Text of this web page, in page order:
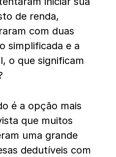
de renda,
com duas
simplificada e a
o que significam
é a opção mais
que muitos
uma grande
dedutíveis com